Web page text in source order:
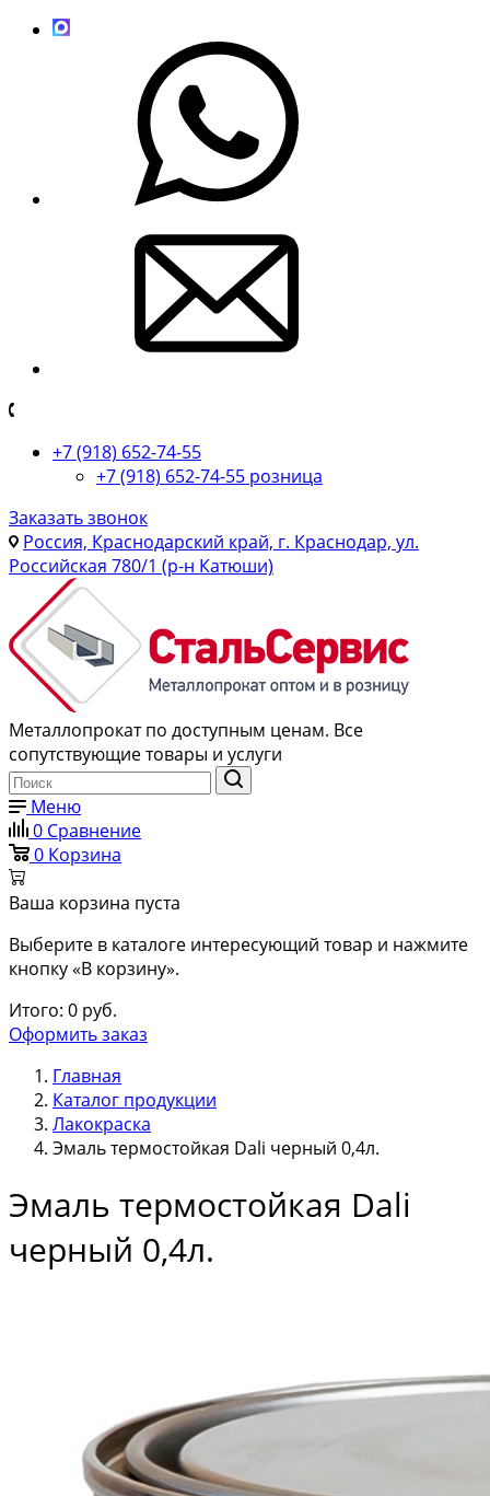
+7 (918) 652-74-55
+7 (918) 652-74-55 розница
Заказать звонок
Россия, Краснодарский край, г. Краснодар, ул.
Российская 780/1 (р-н Катюши)
Металлопрокат по доступным ценам. Все
сопутствующие товары и услуги
Меню
0 Сравнение
0 Корзина
Ваша корзина пуста
Выберите в каталоге интересующий товар и нажмите
кнопку «В корзину».
Итого: 0 руб.
Оформить заказ
Главная
Каталог продукции
Лакокраска
Эмаль термостойкая Dali черный 0,4л.
Эмаль термостойкая Dali
черный 0,4л.